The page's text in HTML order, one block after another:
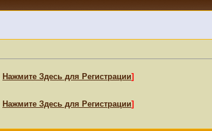
Нажмите Здесь для Регистрации]
Нажмите Здесь для Регистрации]